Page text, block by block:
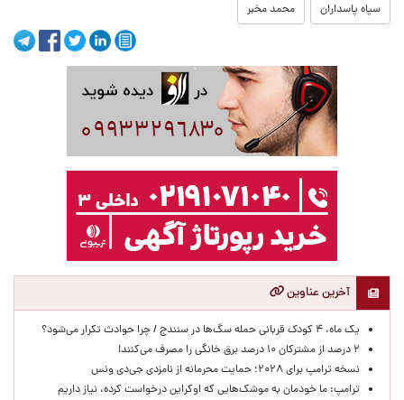
سپاه پاسداران محمد مخبر
آخرین عناوین
یک ماه، ۴ کودک قربانی حمله سگ‌ها در سنندج / چرا حوادث تکرار می‌شود؟
۲ درصد از مشترکان ۱۰ درصد برق خانگی را مصرف می‌کنند!
نسخه ترامپ برای ۲۰۲۸؛ حمایت محرمانه از نامزدی جی‌دی ونس
ترامپ: ما خودمان به موشک‌هایی که اوکراین درخواست کرده، نیاز داریم